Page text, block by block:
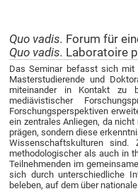
Quo vadis. Forum für
Quo vadis. Laboratoire
Das Seminar befasst sich mit
Masterstudierende und
miteinander in Kontakt zu
mediävistischer
Forschungsperspektiven
ein zentrales Anliegen, da
prägen, sondern diese
Wissenschaftskulturen
methodologischer als auch in
Teilnehmenden im
sich durch unterschiedliche
beleben, auf dem über